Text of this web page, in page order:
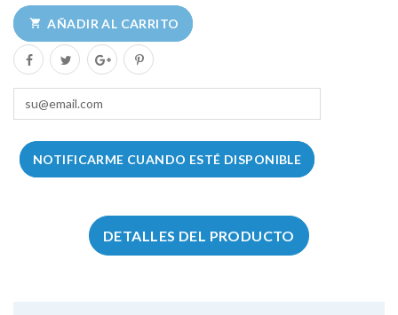
 AÑADIR AL CARRITO
NOTIFICARME CUANDO ESTÉ DISPONIBLE
DETALLES DEL PRODUCTO